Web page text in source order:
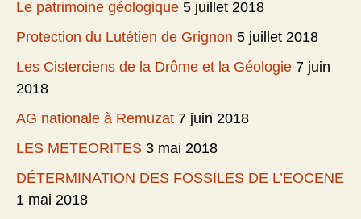
Le patrimoine géologique 5 juillet 2018
Protection du Lutétien de Grignon 5 juillet 2018
Les Cisterciens de la Drôme et la Géologie 7 juin
2018
AG nationale à Remuzat 7 juin 2018
LES METEORITES 3 mai 2018
DÉTERMINATION DES FOSSILES DE L’EOCENE
1 mai 2018